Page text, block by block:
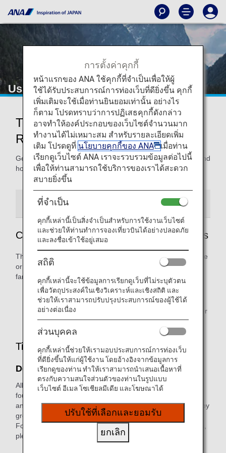
Using and Sharing Awards
Tips for Using Awards and
Registering Others
Get all the details on how to use the miles you’ve earned and
how to register others so they can use them too.
Using Awards Award User Registration
Customers Who are Eligible to Use Awards
The ANA Mileage Club (AMC) primary member, their spouse
or same-sex partner, and relatives within two degrees of
family relationship are eligible to use awards.
Award user registration is required in advance.
Only the primary member can redeem miles for partner
points.
Tips When Applying for Awards
Don't Let Miles Expire
All miles credited to customers' accounts are divided into
four different groups (Groups 1 to 4). The expiration date
and benefits/procedures for which miles can be used vary by
group.
For information on how each mileage account group differs,
please see
What is a Mileage Account Groups?
การตั้งค่าคุกกี้
หน้าแรกของ ANA ใช้คุกกี้ที่จำเป็นเพื่อให้ผู้
ใช้ได้รับประสบการณ์การท่องเว็บที่ดียิ่งขึ้น คุกกี้
เพิ่มเติมจะใช้เมื่อท่านยินยอมเท่านั้น อย่างไร
ก็ตาม โปรดทราบว่าการปฏิเสธคุกกี้ดังกล่าว
อาจทำให้องค์ประกอบของเว็บไซต์จำนวนมาก
ทำงานได้ไม่เหมาะสม สำหรับรายละเอียดเพิ่ม
เติม โปรดดูที่ นโยบายคุกกี้ของ ANA
เมื่อท่าน
เรียกดูเว็บไซต์ ANA เราจะรวบรวมข้อมูลต่อไปนี้
เพื่อให้ท่านสามารถใช้บริการของเราได้สะดวก
สบายยิ่งขึ้น
ที่จำเป็น
คุกกี้เหล่านี้เป็นสิ่งจำเป็นสำหรับการใช้งานเว็บไซต์
และช่วยให้ท่านทำการจองเที่ยวบินได้อย่างปลอดภัย
และลงชื่อเข้าใช้อยู่เสมอ
สถิติ
คุกกี้เหล่านี้จะใช้ข้อมูลการเรียกดูเว็บที่ไม่ระบุตัวตน
เพื่อวัตถุประสงค์ในเชิงวิเคราะห์และเชิงสถิติ และ
ช่วยให้เราสามารถปรับปรุงประสบการณ์ของผู้ใช้ได้
อย่างต่อเนื่อง
ส่วนบุคคล
คุกกี้เหล่านี้ช่วยให้เรามอบประสบการณ์การท่องเว็บ
ที่ดียิ่งขึ้นให้แก่ผู้ใช้งาน โดยอ้างอิงจากข้อมูลการ
เรียกดูของท่าน ทำให้เราสามารถนำเสนอเนื้อหาที่
ตรงกับความสนใจส่วนตัวของท่านในรูปแบบ
เว็บไซต์ อีเมล โซเชียลมีเดีย และโฆษณาได้
ปรับใช้ที่เลือกและยอมรับ
ยกเลิก